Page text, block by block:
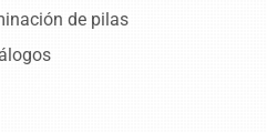
de pilas